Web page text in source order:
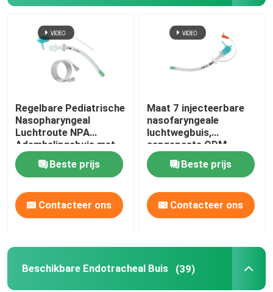
Regelbare Pediatrische
Nasopharyngeal
Luchtroute NPA
Ademhalingsbuis met
Zacht Uiteinde
Beste prijs
Contacteer ons
Maat 7 injecteerbare
nasofaryngeale
luchtwegbuis,
aangepaste ODM
ondersteund
Beste prijs
Contacteer ons
Beschikbare Endotracheal Buis (39)